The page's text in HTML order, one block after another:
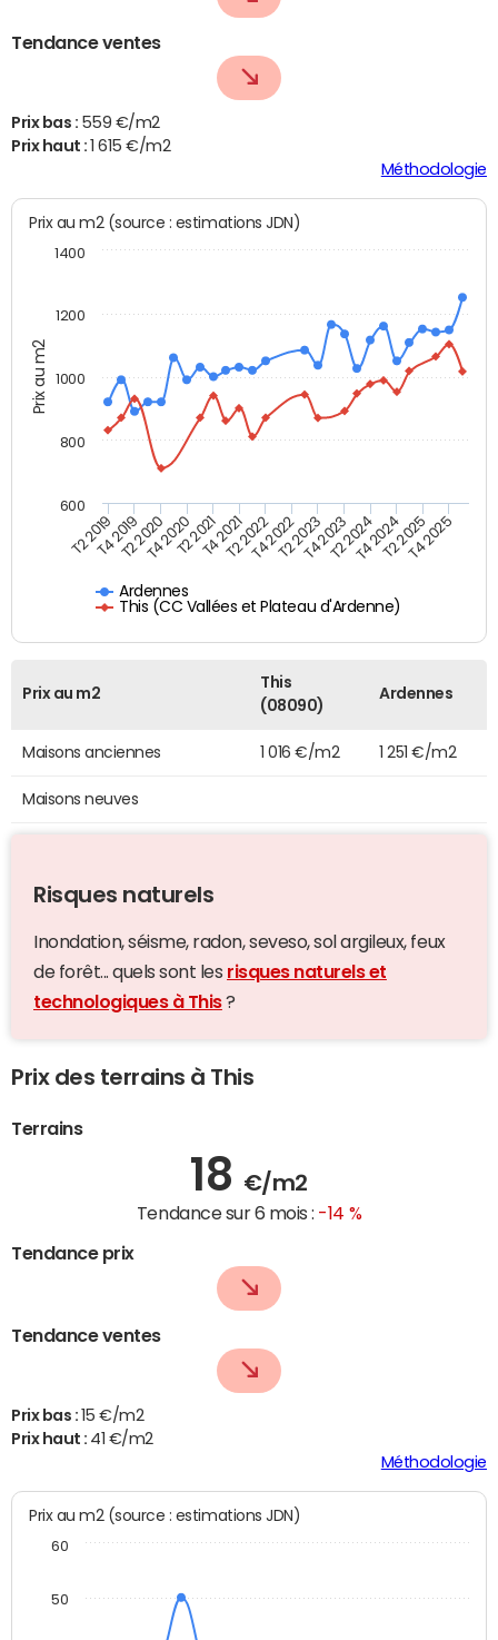
Tendance ventes
Prix bas : 559 €/m2
Prix haut :
1 615 €/m2
Méthodologie
Prix au m2
Prix au m2 (source : estimations JDN)
Ardennes
This (CC Vallées et Plateau d'Ardenne)
T2 2019T4 2019T2 2020T4 2020T2 2021T4 2021T2 2022T4 2022T2 2023T4 2023T2 2024T4 2024T2 2025T4 2025
600
800
1000
1200
1400
Prix au m2
This
(08090)
Ardennes
Maisons anciennes 1 016 €/m2 1 251 €/m2
Maisons neuves
Risques naturels
Inondation, séisme, radon, seveso, sol argileux, feux
de forêt... quels sont les risques naturels et
technologiques à This?
Prix des terrains à This
Terrains
18 €/m2
Tendance sur 6 mois : -14 %
Tendance prix
Tendance ventes
Prix bas : 15 €/m2
Prix haut : 41 €/m2
Méthodologie
Prix au m2 (source : estimations JDN)
50
60